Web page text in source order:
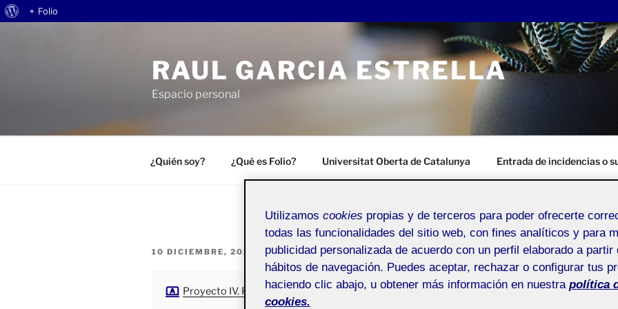
Acerca
+ Folio
RAUL GARCIA ESTRELLA
Espacio personal
¿Quién soy? ¿Qué es Folio? Universitat Oberta de Catalunya Entrada de incidencias o
PUBLICADO
10 DICIEMBRE, 2020 PORRAUL GARCIA ESTRELLA
Proyecto IV. Portfolio Pública
Buscar
por:
Utilizamos cookies propias y de terceros para poder ofrecerte
todas las funcionalidades del sitio web, con fines analíticos y para
publicidad personalizada de acuerdo con un perfil elaborado a partir
hábitos de navegación. Puedes aceptar, rechazar o configurar tus
haciendo clic abajo, u obtener más información en nuestra política
cookies.